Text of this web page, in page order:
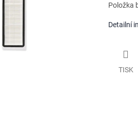
Položka
Detailní
TISK